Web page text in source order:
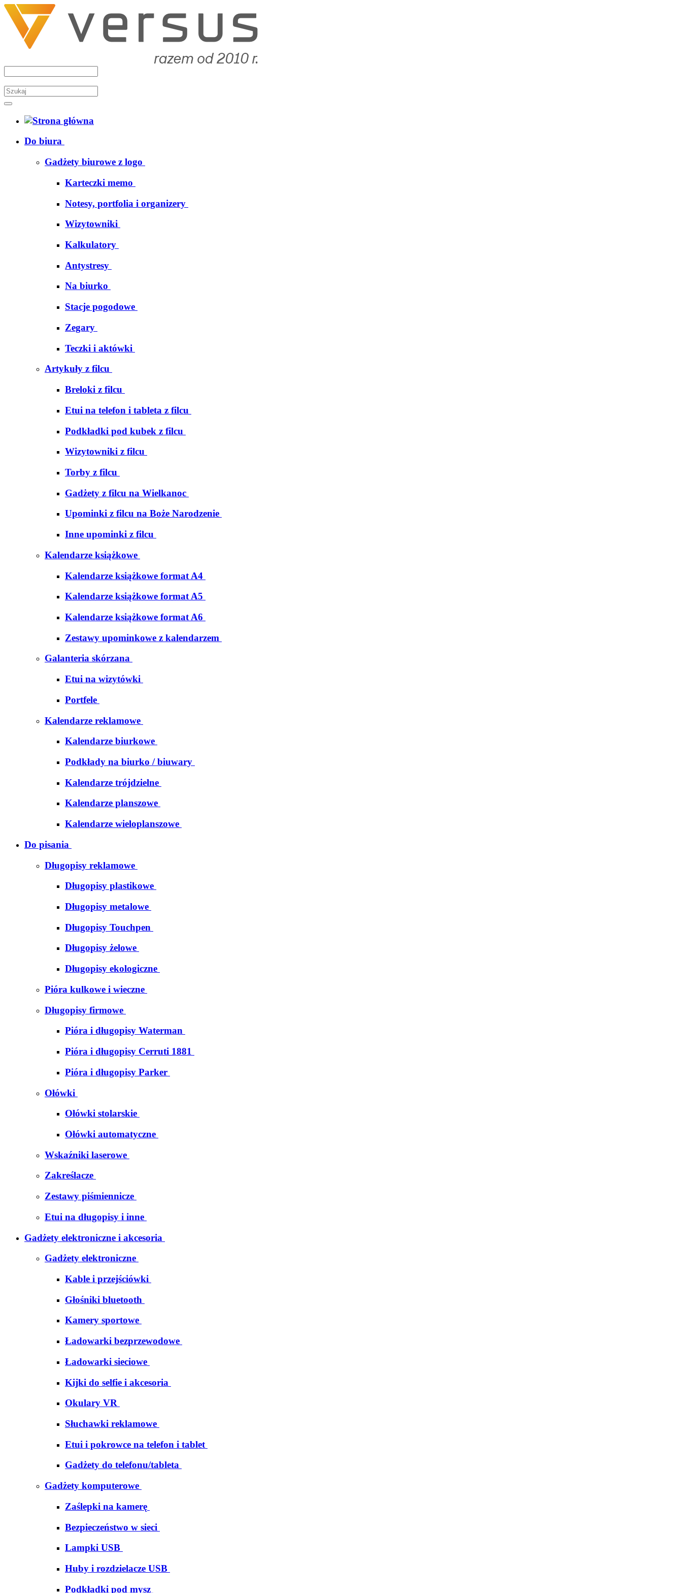
Do biura
Gadżety biurowe z logo
Karteczki memo
Notesy, portfolia i organizery
Wizytowniki
Kalkulatory
Antystresy
Na biurko
Stacje pogodowe
Zegary
Teczki i aktówki
Artykuły z filcu
Breloki z filcu
Etui na telefon i tableta z filcu
Podkładki pod kubek z filcu
Wizytowniki z filcu
Torby z filcu
Gadżety z filcu na Wielkanoc
Upominki z filcu na Boże Narodzenie
Inne upominki z filcu
Kalendarze książkowe
Kalendarze książkowe format A4
Kalendarze książkowe format A5
Kalendarze książkowe format A6
Zestawy upominkowe z kalendarzem
Galanteria skórzana
Etui na wizytówki
Portfele
Kalendarze reklamowe
Kalendarze biurkowe
Podkłady na biurko / biuwary
Kalendarze trójdzielne
Kalendarze planszowe
Kalendarze wieloplanszowe
Do pisania
Długopisy reklamowe
Długopisy plastikowe
Długopisy metalowe
Długopisy Touchpen
Długopisy żelowe
Długopisy ekologiczne
Pióra kulkowe i wieczne
Długopisy firmowe
Pióra i długopisy Waterman
Pióra i długopisy Cerruti 1881
Pióra i długopisy Parker
Ołówki
Ołówki stolarskie
Ołówki automatyczne
Wskaźniki laserowe
Zakreślacze
Zestawy piśmiennicze
Etui na długopisy i inne
Gadżety elektroniczne i akcesoria
Gadżety elektroniczne
Kable i przejściówki
Głośniki bluetooth
Kamery sportowe
Ładowarki bezprzewodowe
Ładowarki sieciowe
Kijki do selfie i akcesoria
Okulary VR
Słuchawki reklamowe
Etui i pokrowce na telefon i tablet
Gadżety do telefonu/tableta
Gadżety komputerowe
Zaślepki na kamerę
Bezpieczeństwo w sieci
Lampki USB
Huby i rozdzielacze USB
Podkładki pod mysz